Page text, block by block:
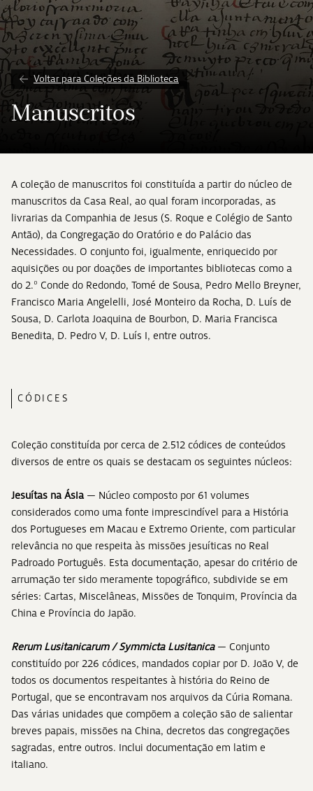
Voltar para Coleções da Biblioteca
Manuscritos
A coleção de manuscritos foi constituída a partir do núcleo de
manuscritos da Casa Real, ao qual foram incorporadas, as
livrarias da Companhia de Jesus (S. Roque e Colégio de Santo
Antão), da Congregação do Oratório e do Palácio das
Necessidades. O conjunto foi, igualmente, enriquecido por
aquisições ou por doações de importantes bibliotecas como a
do 2.º Conde do Redondo, Tomé de Sousa, Pedro Mello Breyner,
Francisco Maria Angelelli, José Monteiro da Rocha, D. Luís de
Sousa, D. Carlota Joaquina de Bourbon, D. Maria Francisca
Benedita, D. Pedro V, D. Luís I, entre outros.
CÓDICES
Coleção constituída por cerca de 2.512 códices de conteúdos
diversos de entre os quais se destacam os seguintes núcleos:
Jesuítas na Ásia— Núcleo composto por 61 volumes
considerados como uma fonte imprescindível para a História
dos Portugueses em Macau e Extremo Oriente, com particular
relevância no que respeita às missões jesuíticas no Real
Padroado Português. Esta documentação, apesar do critério de
arrumação ter sido meramente topográfico, subdivide se em
séries: Cartas, Miscelâneas, Missões de Tonquim, Província da
China e Província do Japão.
Rerum Lusitanicarum / Symmicta Lusitanica— Conjunto
constituído por 226 códices, mandados copiar por D. João V, de
todos os documentos respeitantes à história do Reino de
Portugal, que se encontravam nos arquivos da Cúria Romana.
Das várias unidades que compõem a coleção são de salientar
breves papais, missões na China, decretos das congregações
sagradas, entre outros. Inclui documentação em latim e
italiano.